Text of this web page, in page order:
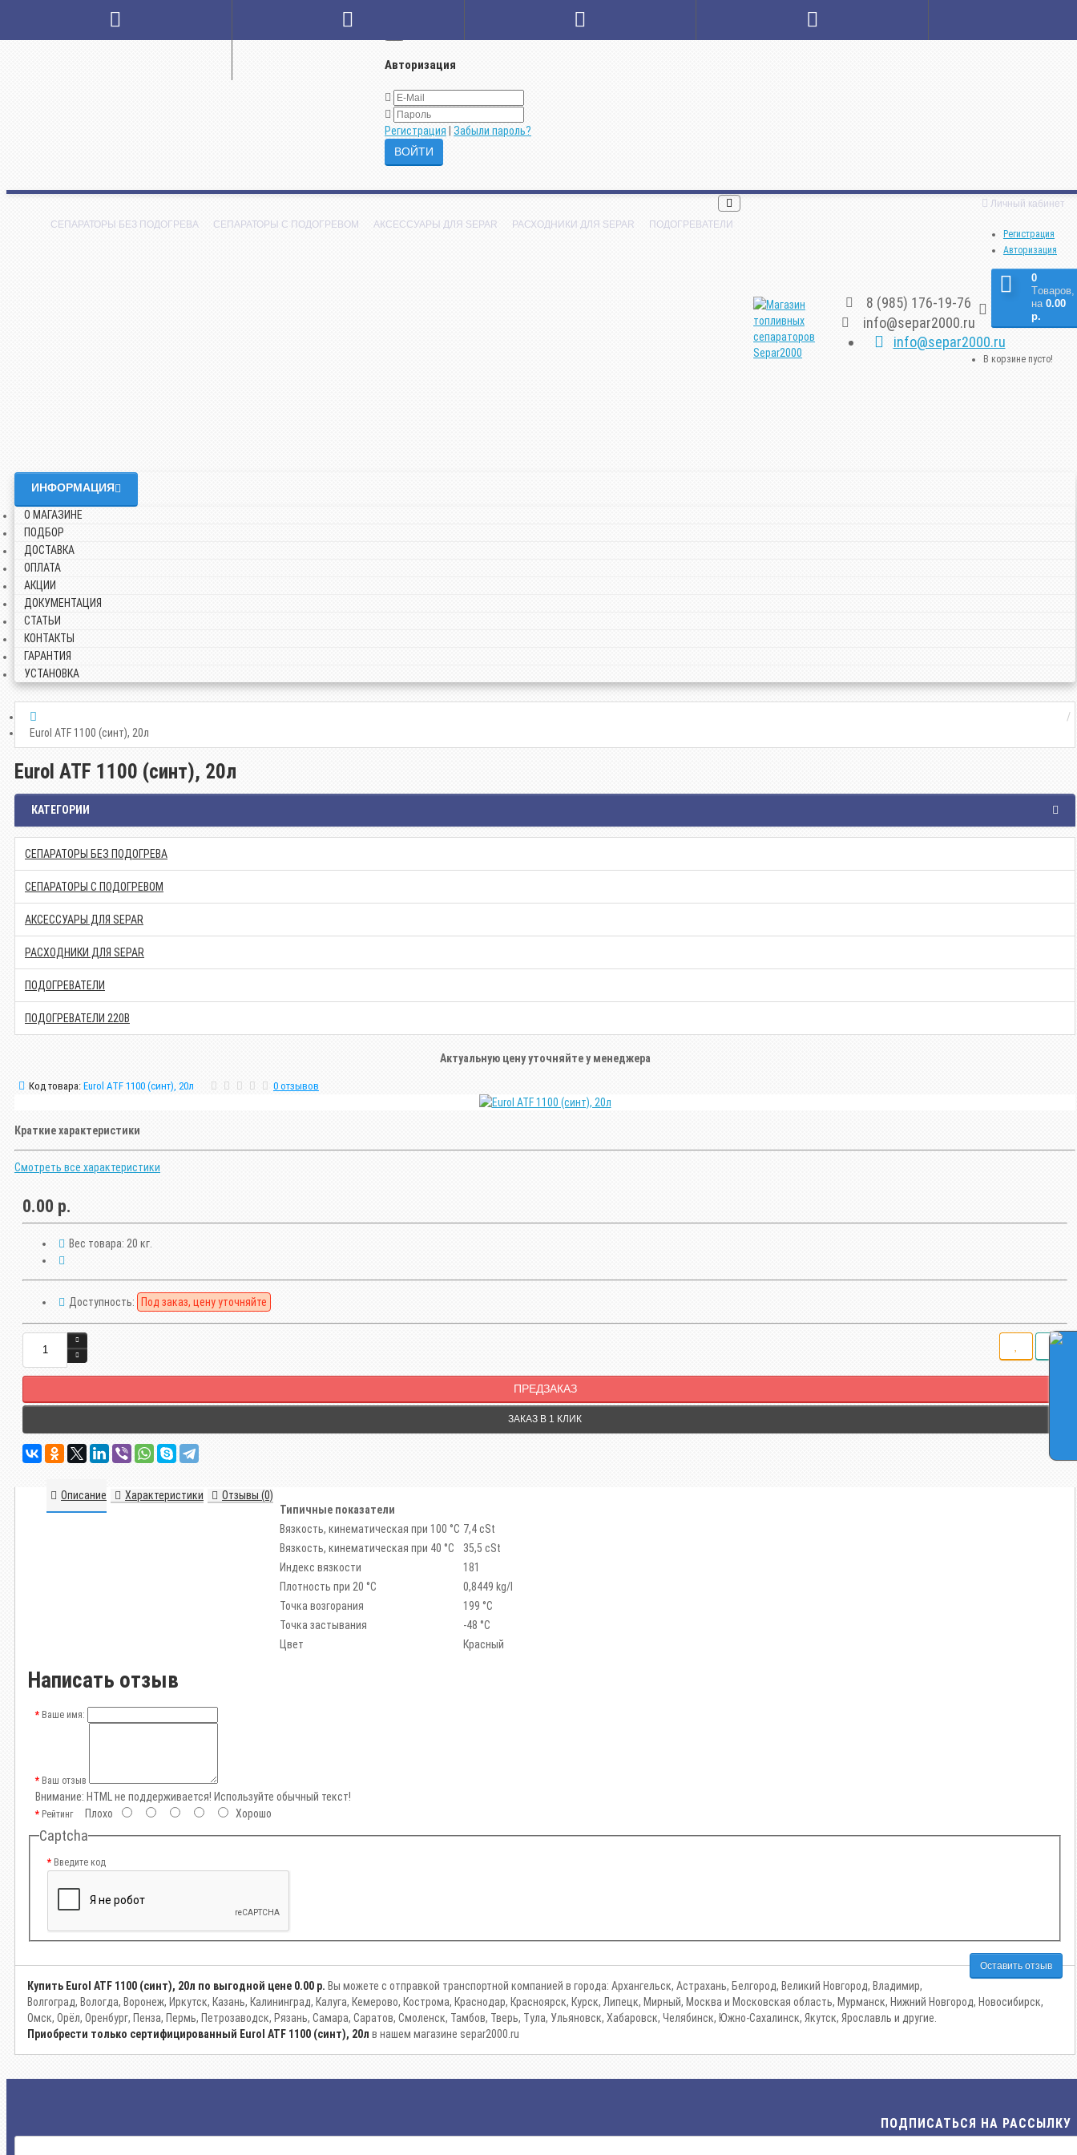
Авторизация
Регистрация Забыли пароль?
СЕПАРАТОРЫ БЕЗ ПОДОГРЕВА СЕПАРАТОРЫ С ПОДОГРЕВОМ АКСЕССУАРЫ ДЛЯ SEPAR РАСХОДНИКИ ДЛЯ SEPAR ПОДОГРЕВАТЕЛИ
Личный кабинет
Регистрация
Авторизация
8 (985) 176-19-76
info@separ2000.ru
info@separ2000.ru
0
Tоваров,
на 0.00
р.
В корзине пусто!
ИНФОРМАЦИЯ
О МАГАЗИНЕ
ПОДБОР
ДОСТАВКА
ОПЛАТА
АКЦИИ
ДОКУМЕНТАЦИЯ
СТАТЬИ
КОНТАКТЫ
ГАРАНТИЯ
УСТАНОВКА
Eurol ATF 1100 (синт), 20л
Eurol ATF 1100 (синт), 20л
КАТЕГОРИИ
СЕПАРАТОРЫ БЕЗ ПОДОГРЕВА
СЕПАРАТОРЫ С ПОДОГРЕВОМ
АКСЕССУАРЫ ДЛЯ SEPAR
РАСХОДНИКИ ДЛЯ SEPAR
ПОДОГРЕВАТЕЛИ
ПОДОГРЕВАТЕЛИ 220В
Актуальную цену уточняйте у менеджера
Код товара: Eurol ATF 1100 (синт), 20л 0 отзывов
Краткие характеристики
Смотреть все характеристики
0.00 р.
Вес товара: 20 кг.
Доступность: Под заказ, цену уточняйте
ПРЕДЗАКАЗ
ЗАКАЗ В 1 КЛИК
Описание Характеристики
Отзывы (0)
Типичные показатели
Вязкость, кинематическая при 100 °C 7,4 cSt
Вязкость, кинематическая при 40 °C
35,5 cSt
Индекс вязкости
181
Плотность при 20 °C
0,8449 kg/l
Точка возгорания
199 °C
Точка застывания
-48 °C
Цвет
Красный
Написать отзыв
Ваше имя:
Ваш отзыв
Внимание: HTML не поддерживается! Используйте обычный текст!
РейтингПлохо Хорошо
Captcha
Введите код
Оставить отзыв
Купить Eurol ATF 1100 (синт), 20л по выгодной цене 0.00 р. Вы можете с отправкой транспортной компанией в города: Архангельск, Астрахань, Белгород, Великий Новгород, Владимир,
Волгоград, Вологда, Воронеж, Иркутск, Казань, Калининград, Калуга, Кемерово, Кострома, Краснодар, Красноярск, Курск, Липецк, Мирный, Москва и Московская область, Мурманск, Нижний Новгород, Новосибирск,
Омск, Орёл, Оренбург, Пенза, Пермь, Петрозаводск, Рязань, Самара, Саратов, Смоленск, Тамбов, Тверь, Тула, Ульяновск, Хабаровск, Челябинск, Южно-Сахалинск, Якутск, Ярославль и другие.
Приобрести только сертифицированный Eurol ATF 1100 (синт), 20л в нашем магазине separ2000.ru
ПОДПИСАТЬСЯ НА РАССЫЛКУ